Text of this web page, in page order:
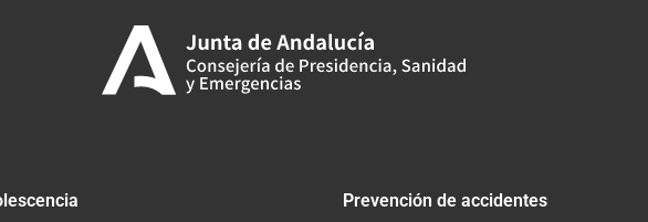
Prevención de accidentes